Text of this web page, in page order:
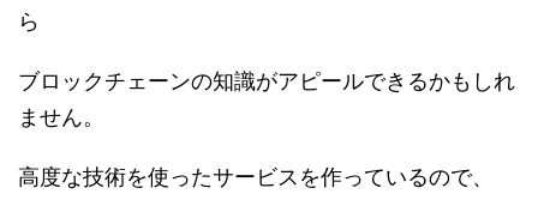
ら
ブロックチェーンの知識がアピールできるかもしれ
ません。
高度な技術を使ったサービスを作っているので、